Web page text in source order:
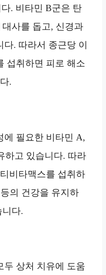
. 비타민 B군은 탄
사를 돕고, 신경과
. 따라서 종근당 이
섭취하면 피로 해소
.
에 필요한 비타민 A,
하고 있습니다. 따라
비타맥스를 섭취하
의 건강을 유지하
니다.
두 상처 치유에 도움